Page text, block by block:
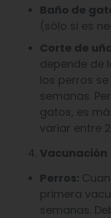
Baño de
(sólo si es
Corte de
depende de
los perros
semanas.
gatos, es
variar entre
Vacunación
Perros:
primera
semanas.